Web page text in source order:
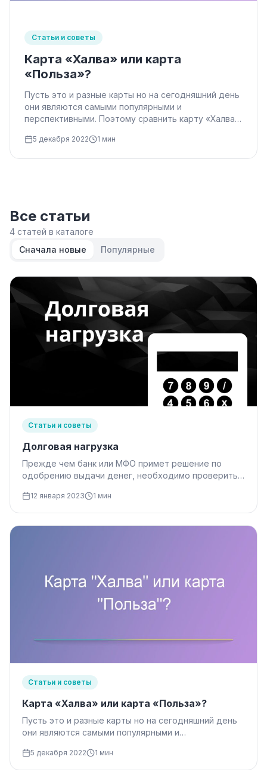
Статьи и советы
Карта «Халва» или карта
«Польза»?
Пусть это и разные карты но на сегодняшний день
они являются самыми популярными и
перспективными. Поэтому сравнить карту «Халва»
5 декабря 2022 1 мин
Все статьи
4 статей в каталоге
Сначала новые
Популярные
Статьи и советы
Долговая нагрузка
Прежде чем банк или МФО примет решение по
одобрению выдачи денег, необходимо проверить
12 января 2023 1 мин
Статьи и советы
Карта «Халва» или карта «Польза»?
Пусть это и разные карты но на сегодняшний день
они являются самыми популярными и
5 декабря 2022 1 мин